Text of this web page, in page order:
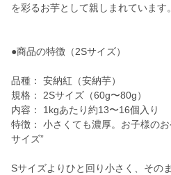
を彩るお芋として親しまれています。
●商品の特徴（2Sサイズ）
品種： 安納紅（安納芋）
規格： 2Sサイズ（60g〜80g）
内容： 1kgあたり約13〜16個入り
特徴： 小さくても濃厚。お子様の
サイズ”
Sサイズよりひと回り小さく、その